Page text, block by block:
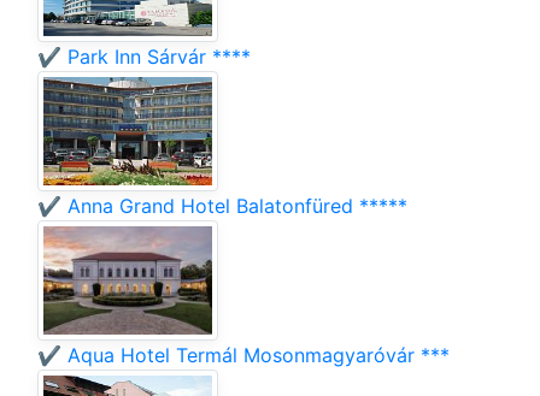
✔️ Park Inn Sárvár ****
✔️ Anna Grand Hotel Balatonfüred *****
✔️ Aqua Hotel Termál Mosonmagyaróvár ***